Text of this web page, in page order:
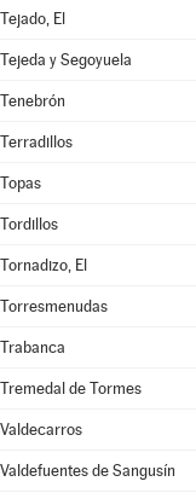
Tejado, El
Tejeda y Segoyuela
Tenebrón
Terradillos
Topas
Tordillos
Tornadizo, El
Torresmenudas
Trabanca
Tremedal de Tormes
Valdecarros
Valdefuentes de Sangusín